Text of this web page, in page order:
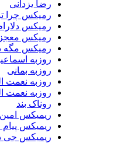
رضا یزدانی
رمیکس چرا تو از
رمیکس دلارام از پازل
رمیکس معجزه اینه
رمیکس مگه دیوونه
روزبه اسماعیلی
روزبه بمانی
روزبه نعمت اللهی
روزبه نعمت الهی
روناک بند
ریمیکس امین رستمی
ریمیکس پیام
ریمیکس جی دال